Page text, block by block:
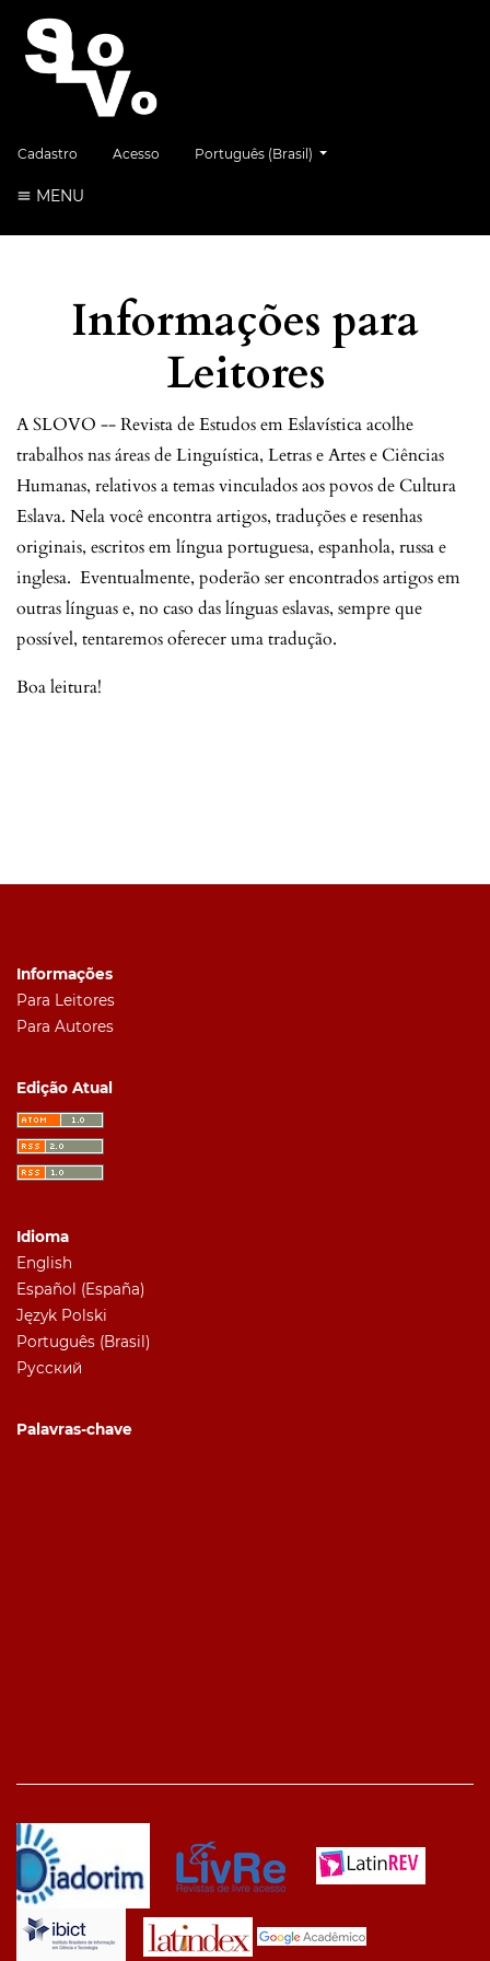
Cadastro Acesso Português (Brasil)
MENU
Informações para
Leitores
A SLOVO -- Revista de Estudos em Eslavística acolhe
trabalhos nas áreas de Linguística, Letras e Artes e Ciências
Humanas, relativos a temas vinculados aos povos de Cultura
Eslava. Nela você encontra artigos, traduções e resenhas
originais, escritos em língua portuguesa, espanhola, russa e
inglesa. Eventualmente, poderão ser encontrados artigos em
outras línguas e, no caso das línguas eslavas, sempre que
possível, tentaremos oferecer uma tradução.
Boa leitura!
Informações
Para Leitores
Para Autores
Edição Atual
Idioma
English
Español (España)
Język Polski
Português (Brasil)
Русский
Palavras-chave